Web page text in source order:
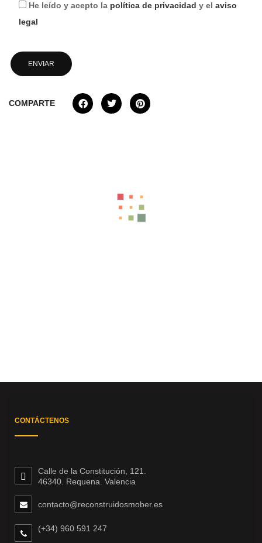
He leído y acepto la política de privacidad y el aviso
legal
COMPARTE
CONTÁCTENOS
Calle de la Constitución, 121.
46340. Requena. Valencia
contacto@reconstruidosmober.es
(+34) 960 591 247